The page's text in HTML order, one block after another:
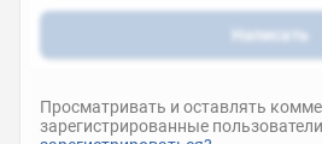
Написать
Просматривать и оставлять
зарегистрированные